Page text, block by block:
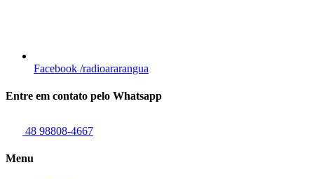
Facebook /radioararangua
Entre em contato pelo Whatsapp
48 98808-4667
Menu